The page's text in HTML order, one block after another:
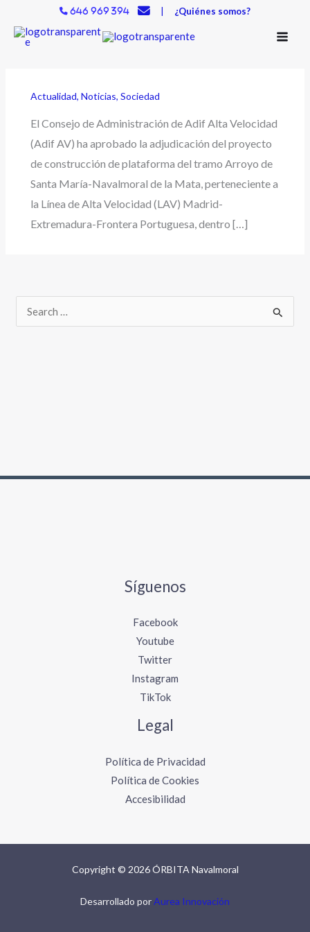
contenido
646 969 394 | ¿Quiénes somos?
Actualidad,Noticias,Sociedad
El Consejo de Administración de Adif Alta Velocidad
(Adif AV) ha aprobado la adjudicación del proyecto
de construcción de plataforma del tramo Arroyo de
Santa María-Navalmoral de la Mata, perteneciente a
la Línea de Alta Velocidad (LAV) Madrid-
Extremadura-Frontera Portuguesa, dentro […]
Síguenos
Facebook
Youtube
Twitter
Instagram
TikTok
Legal
Política de Privacidad
Política de Cookies
Accesibilidad
Copyright © 2026 ÓRBITA Navalmoral
Desarrollado porAurea Innovación